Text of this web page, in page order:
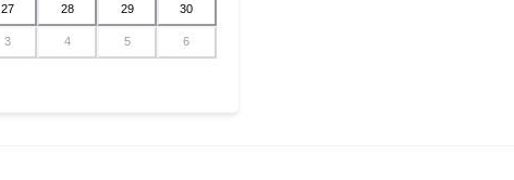
27 28 29 30
3 4 5 6